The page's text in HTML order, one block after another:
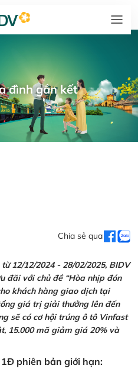
đình gắn kết
Chia sẻ qua
12/12/2024 - 28/02/2025, BIDV
đãi với chủ đề “Hòa nhịp đón
khách hàng giao dịch tại
giá trị giải thưởng lên đến
sẽ có cơ hội trúng ô tô Vinfast
15.000 mã giảm giá 20% và
phiên bản giới hạn: